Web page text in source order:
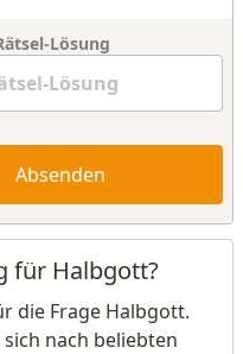
Lösung
Absenden
für Halbgott?
die Frage Halbgott.
nach beliebten